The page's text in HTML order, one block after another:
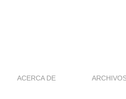
ACERCA DE